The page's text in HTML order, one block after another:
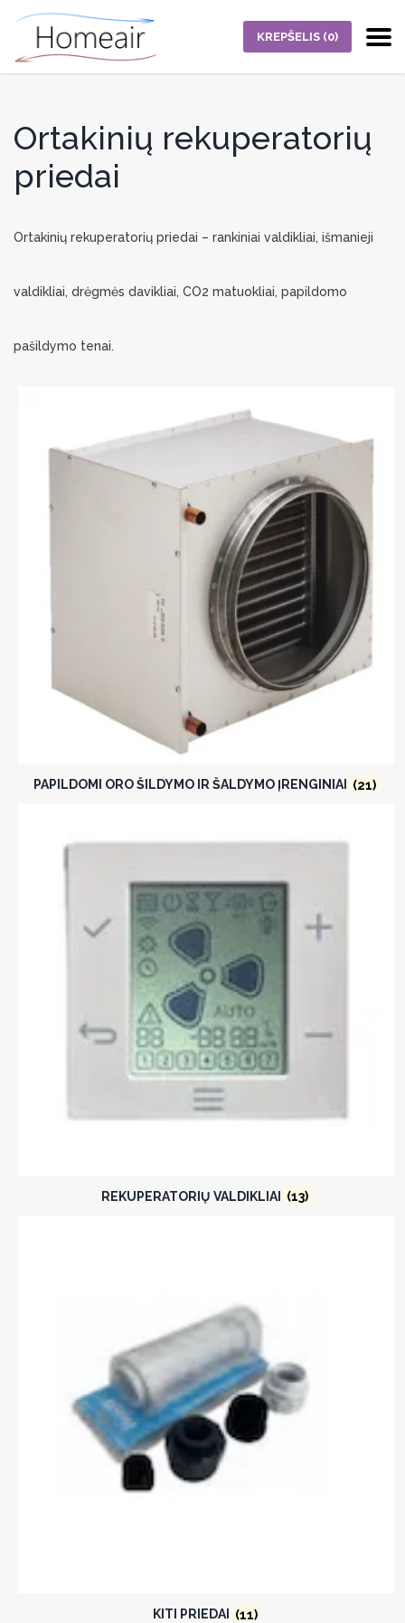
KREPŠELIS (0)
Ortakinių rekuperatorių
priedai
Ortakinių rekuperatorių priedai – rankiniai valdikliai, išmanieji
valdikliai, drėgmės davikliai, CO2 matuokliai, papildomo
pašildymo tenai.
PAPILDOMI ORO ŠILDYMO IR ŠALDYMO ĮRENGINIAI (21)
REKUPERATORIŲ VALDIKLIAI (13)
KITI PRIEDAI (11)